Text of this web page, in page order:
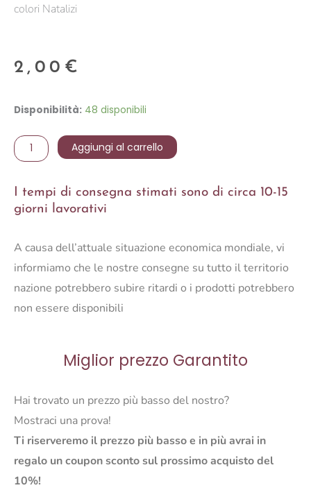
colori Natalizi
2,00 €
Disponibilità: 48 disponibili
PICK
GLITT.
X
17
CM
Aggiungi al carrello
I tempi di consegna stimati sono di circa 10-15
giorni lavorativi
A causa dell’attuale situazione economica mondiale, vi
informiamo che le nostre consegne su tutto il territorio
nazione potrebbero subire ritardi o i prodotti potrebbero
non essere disponibili
Miglior prezzo Garantito
Hai trovato un prezzo più basso del nostro?
Mostraci una prova!
Ti riserveremo il prezzo più basso e in più avrai in
regalo un coupon sconto sul prossimo acquisto del
10%!